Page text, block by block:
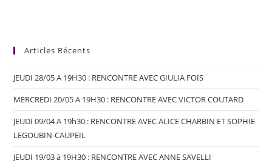
Articles Récents
JEUDI 28/05 A 19H30 : RENCONTRE AVEC GIULIA FOÏS
MERCREDI 20/05 A 19H30 : RENCONTRE AVEC VICTOR COUTARD
JEUDI 09/04 A 19h30 : RENCONTRE AVEC ALICE CHARBIN ET SOPHIE
LEGOUBIN-CAUPEIL
JEUDI 19/03 à 19H30 : RENCONTRE AVEC ANNE SAVELLI